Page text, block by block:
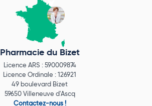
Pharmacie du Bizet
Licence ARS : 590009874
Licence Ordinale : 126921
49 boulevard Bizet
59650 Villeneuve d'Ascq
Contactez-nous !